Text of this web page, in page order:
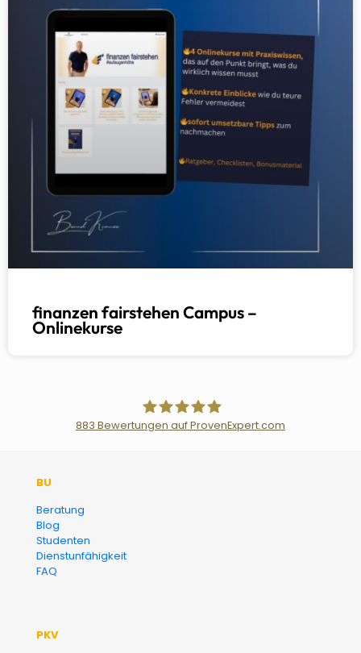
finanzen fairstehen Campus –
Onlinekurse
883 Bewertungen auf ProvenExpert.com
BU
Beratung
Blog
Studenten
Dienstunfähigkeit
FAQ
PKV